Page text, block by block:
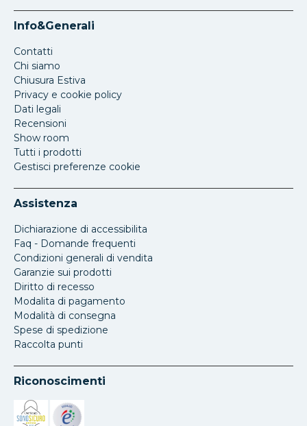
Info&Generali
Contatti
Chi siamo
Chiusura Estiva
Privacy e cookie policy
Dati legali
Recensioni
Show room
Tutti i prodotti
Gestisci preferenze cookie
Assistenza
Dichiarazione di accessibilita
Faq - Domande frequenti
Condizioni generali di vendita
Garanzie sui prodotti
Diritto di recesso
Modalita di pagamento
Modalità di consegna
Spese di spedizione
Raccolta punti
Riconoscimenti